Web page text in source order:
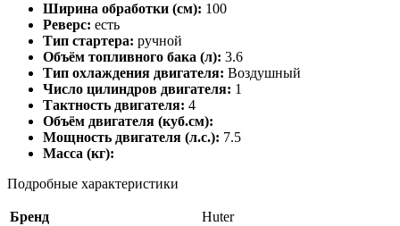
Ширина обработки (см): 100
Реверс: есть
Тип стартера: ручной
Объём топливного бака (л): 3.6
Тип охлаждения двигателя: Воздушный
Число цилиндров двигателя: 1
Тактность двигателя: 4
Объём двигателя (куб.см):
Мощность двигателя (л.с.): 7.5
Масса (кг):
Подробные характеристики
Бренд
Huter